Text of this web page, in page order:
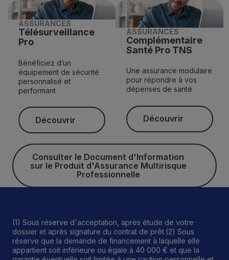
ASSURANCES
Télésurveillance
Pro
Bénéficiez d’un
équipement de sécurité
personnalisé et
performant
Découvrir
Découvrir
ASSURANCES
Complémentaire
Santé Pro TNS
Une assurance modulaire
pour répondre à vos
dépenses de santé
Découvrir
Découvrir
Consulter le Document
Consulter le Document d'Information
sur le Produit d'Assurance Multirisque
Professionnelle
(1) Sous réserve d'acceptation, après étude de votre
dossier et après signature du contrat de prêt.(2) Sous
réserve que la demande de financement à laquelle elle
appartient soit inférieure ou égale à 40 000 € et que la